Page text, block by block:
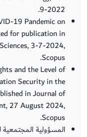
9-2022.
19 Pandemic on
for publication in
3-7-2024,
Scopus.
and the Level of
Security in the
in Journal of
27 August 2024,
Scopus.
المسؤولية